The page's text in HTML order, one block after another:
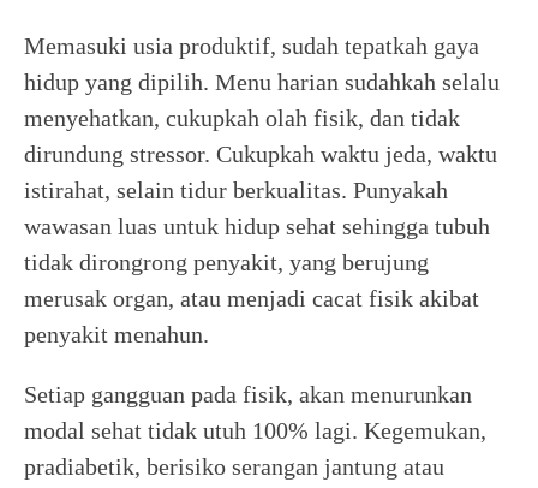
Memasuki usia produktif, sudah tepatkah gaya
hidup yang dipilih. Menu harian sudahkah selalu
menyehatkan, cukupkah olah fisik, dan tidak
dirundung stressor. Cukupkah waktu jeda, waktu
istirahat, selain tidur berkualitas. Punyakah
wawasan luas untuk hidup sehat sehingga tubuh
tidak dirongrong penyakit, yang berujung
merusak organ, atau menjadi cacat fisik akibat
penyakit menahun.
Setiap gangguan pada fisik, akan menurunkan
modal sehat tidak utuh 100% lagi. Kegemukan,
pradiabetik, berisiko serangan jantung atau